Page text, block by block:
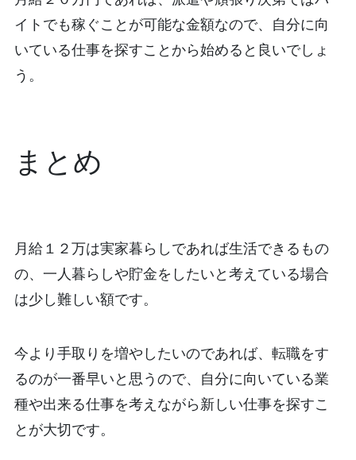
イトでも稼ぐことが可能な金額なので、自分に向
いている仕事を探すことから始めると良いでしょ
う。
まとめ
月給１２万は実家暮らしであれば生活できるもの
の、一人暮らしや貯金をしたいと考えている場合
は少し難しい額です。
今より手取りを増やしたいのであれば、転職をす
るのが一番早いと思うので、自分に向いている業
種や出来る仕事を考えながら新しい仕事を探すこ
とが大切です。